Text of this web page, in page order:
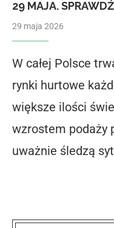
29 MAJA.
29 maja 2026
W całej Polsce
rynki hurtowe
większe ilości
wzrostem podaży
uważnie śledzą